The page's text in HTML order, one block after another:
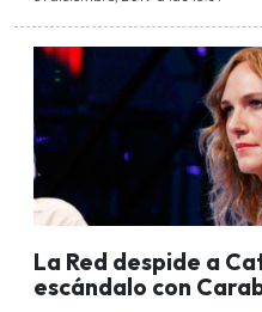
La Red despide a
escándalo con